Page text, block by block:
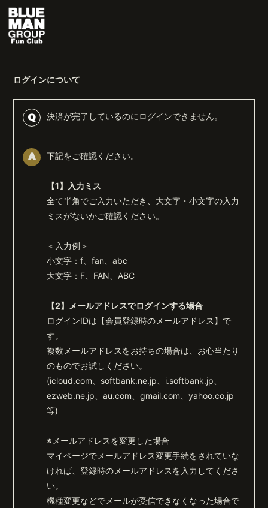
HOME
無料会員登録
ログインについて
Q 決済が完了しているのにログインできません。
A 下記をご確認ください。
【1】入力ミス
全て半角でご入力いただき、大文字・小文字の入力
ミスがないかご確認ください。
＜入力例＞
小文字：f、fan、abc
大文字：F、FAN、ABC
【2】メールアドレスでログインする場合
ログインIDは【会員登録時のメールアドレス】で
す。
複数メールアドレスをお持ちの場合は、お心当たり
のものでお試しください。
(icloud.com、softbank.ne.jp、i.softbank.jp、
ezweb.ne.jp、au.com、gmail.com、yahoo.co.jp
等)
※メールアドレスを変更した場合
マイページでメールアドレス変更手続をされていな
ければ、登録時のメールアドレスを入力してくださ
い。
機種変更などでメールが受信できなくなった場合で